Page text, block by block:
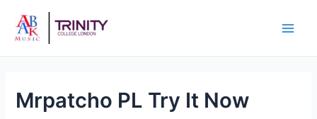
Mrpatcho PL Try It Now